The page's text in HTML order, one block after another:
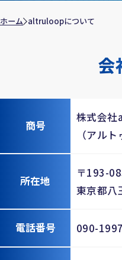
ホーム altruloopについて
会
商号
株式会
（アルト
所在地
〒193-
東京都八
電話番号 090-